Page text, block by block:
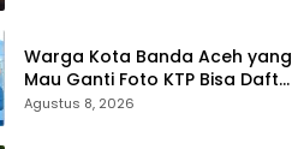
Warga Kota Banda Aceh yang
Mau Ganti Foto KTP Bisa Daftar
Online Di Sini
Agustus 8, 2026